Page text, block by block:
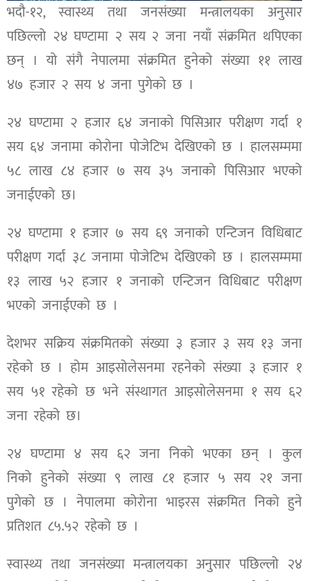
भदौ-१२, स्वास्थ्य तथा जनसंख्या मन्त्रालयका अनुसार
पछिल्लो २४ घण्टामा २ सय २ जना नयाँ संक्रमित थपिएका
छन् । यो संगै नेपालमा संक्रमित हुनेको संख्या ११ लाख
४७ हजार २ सय ४ जना पुगेको छ ।
२४ घण्टामा २ हजार ६४ जनाको पिसिआर परीक्षण गर्दा १
सय ६४ जनामा कोरोना पोजेटिभ देखिएको छ । हालसम्ममा
५८ लाख ८४ हजार ७ सय ३५ जनाको पिसिआर भएको
जनाईएको छ।
२४ घण्टामा १ हजार ७ सय ६९ जनाको एन्टिजन विधिबाट
परीक्षण गर्दा ३८ जनामा पोजेटिभ देखिएको छ । हालसम्ममा
१३ लाख ५२ हजार १ जनाको एन्टिजन विधिबाट परीक्षण
भएको जनाईएको छ ।
देशभर सक्रिय संक्रमितको संख्या ३ हजार ३ सय १३ जना
रहेको छ । होम आइसोलेसनमा रहनेको संख्या ३ हजार १
सय ५१ रहेको छ भने संस्थागत आइसोलेसनमा १ सय ६२
जना रहेको छ।
२४ घण्टामा ४ सय ६२ जना निको भएका छन् । कुल
निको हुनेको संख्या ९ लाख ८१ हजार ५ सय २१ जना
पुगेको छ । नेपालमा कोरोना भाइरस संक्रमित निको हुने
प्रतिशत ८५.५२ रहेको छ ।
स्वास्थ्य तथा जनसंख्या मन्त्रालयका अनुसार पछिल्लो २४